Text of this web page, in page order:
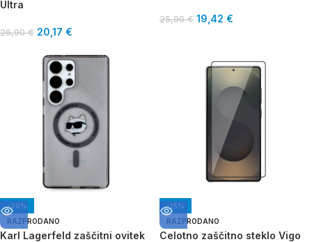
Ultra
26,90€ 20,17 €
25,90€ 19,42 €
-20%
RAZPRODANO
Karl Lagerfeld zaščitni ovitek
-15%
RAZPRODANO
Celotno zaščitno steklo Vigo